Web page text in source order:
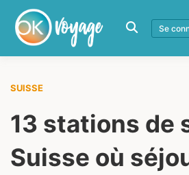
Se
SUISSE
13 stations de
Suisse où